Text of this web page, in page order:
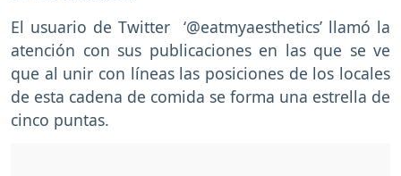
El usuario de Twitter ‘@eatmyaesthetics’ llamó la
atención con sus publicaciones en las que se ve
que al unir con líneas las posiciones de los locales
de esta cadena de comida se forma una estrella de
cinco puntas.